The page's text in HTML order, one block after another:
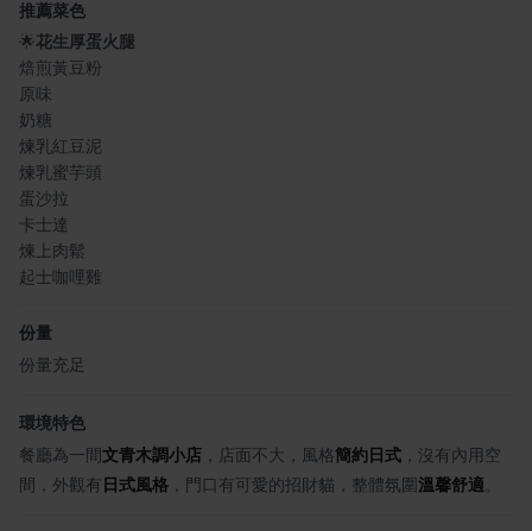
推薦菜色
🌟花生厚蛋火腿
焙煎黃豆粉
原味
奶糖
煉乳紅豆泥
煉乳蜜芋頭
蛋沙拉
卡士達
煉上肉鬆
起士咖哩雞
份量
份量充足
環境特色
餐廳為一間文青木調小店 ，店面不大，風格簡約日式 ，沒有內用空
間，外觀有 日式風格 ，門口有可愛的招財貓，整體氛圍溫馨舒適